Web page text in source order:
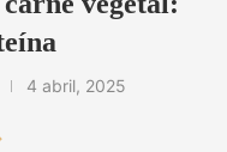
4 abril, 2025